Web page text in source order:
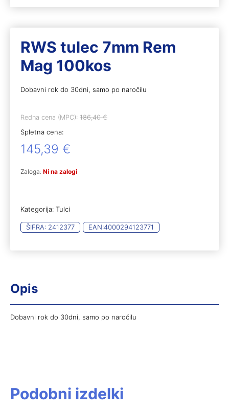
RWS tulec 7mm Rem
Mag 100kos
Dobavni rok do 30dni, samo po naročilu
Redna cena (MPC): 186,40€
Spletna cena:
145,39 €
Zaloga: Ni na zalogi
Kategorija: Tulci
ŠIFRA: 2412377 EAN:4000294123771
Opis
Dobavni rok do 30dni, samo po naročilu
Podobni izdelki